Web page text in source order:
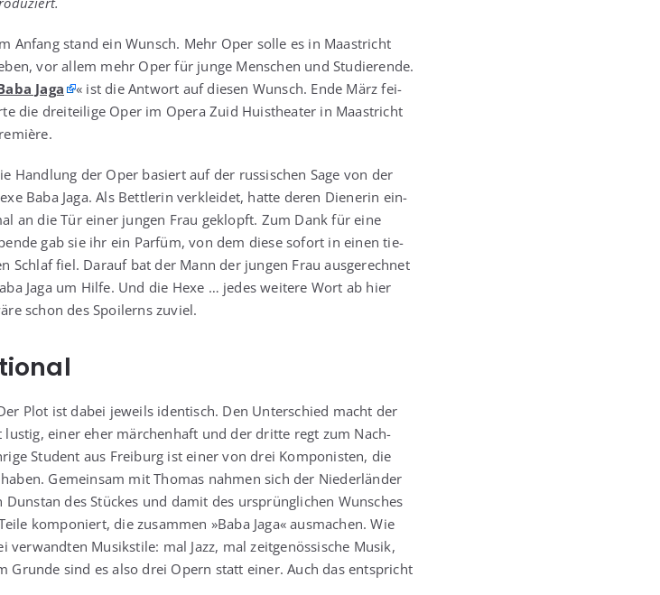
Anfang stand ein Wunsch. Mehr Oper sol­le es in Maas­tricht
vor allem mehr Oper für jun­ge Men­schen und Stu­die­ren­de.
Jaga
« ist die Ant­wort auf die­sen Wunsch. Ende März fei­
die drei­tei­li­ge Oper im Ope­ra Zuid Huis­thea­ter in Maas­tricht
Hand­lung der Oper basiert auf der rus­si­schen Sage von der
Baba Jaga. Als Bett­le­rin ver­klei­det, hat­te deren Die­ne­rin ein­
an die Tür einer jun­gen Frau geklopft. Zum Dank für eine
gab sie ihr ein Par­füm, von dem die­se sofort in einen tie­
Schlaf fiel. Dar­auf bat der Mann der jun­gen Frau aus­ge­rech­net
Jaga um Hil­fe. Und die Hexe … jedes wei­te­re Wort ab hier
schon des Spoi­lerns zuviel.
Plot ist dabei jeweils iden­tisch. Den Unter­schied macht der
einer eher mär­chen­haft und der drit­te regt zum Nach­
Stu­dent aus Frei­burg ist einer von drei Kom­po­nis­ten, die
Gemein­sam mit Tho­mas nah­men sich der Nie­der­län­der
des Stü­ckes und damit des ursprüng­li­chen Wun­sches
kom­po­niert, die zusam­men »Baba Jaga« aus­ma­chen. Wie
Musik­sti­le: mal Jazz, mal zeit­ge­nös­si­sche Musik,
Grun­de sind es also drei Opern statt einer. Auch das ent­spricht